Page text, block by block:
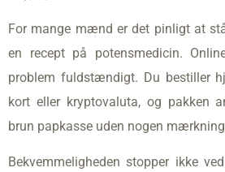
For mange mænd er det pinligt at
en recept på potensmedicin.
problem fuldstændigt. Du bestiller
kort eller kryptovaluta, og pakken
brun papkasse uden nogen
Bekvemmeligheden stopper ikke